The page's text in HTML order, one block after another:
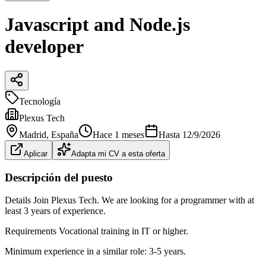
Javascript and Node.js
developer
Tecnología
Plexus Tech
Madrid, España Hace 1 meses Hasta 12/9/2026
Aplicar Adapta mi CV a esta oferta
Descripción del puesto
Details Join Plexus Tech. We are looking for a programmer with at
least 3 years of experience.
Requirements Vocational training in IT or higher.
Minimum experience in a similar role: 3-5 years.